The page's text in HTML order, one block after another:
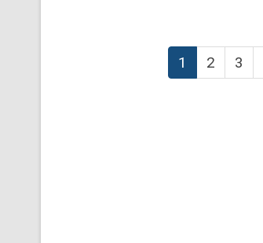
1 2 3